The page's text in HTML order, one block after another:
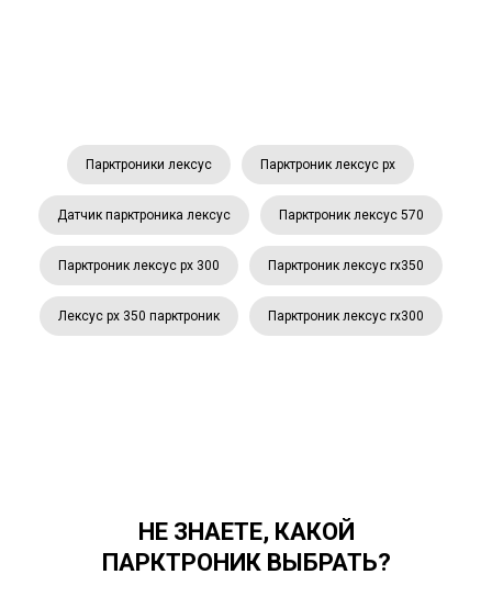
Парктроники лексус Парктроник лексус рх
Датчик парктроника лексус Парктроник лексус 570
Парктроник лексус рх 300 Парктроник лексус rx350
Лексус рх 350 парктроник Парктроник лексус rx300
НЕ ЗНАЕТЕ, КАКОЙ
ПАРКТРОНИК ВЫБРАТЬ?